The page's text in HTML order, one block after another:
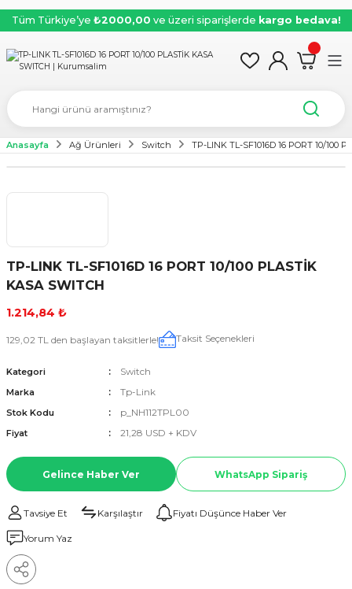
Tüm Türkiye’ye ₺2000,00 ve üzeri siparişlerde kargo bedava!
Anasayfa Ağ Ürünleri Switch TP-LINK TL-SF1016D 16 PORT 10/100
TP-LINK TL-SF1016D 16 PORT 10/100 PLASTİK
KASA SWITCH
1.214,84 ₺
129,02 TL den başlayan taksitlerle! Taksit Seçenekleri
Kategori Switch
Marka Tp-Link
Stok Kodu p_NH112TPL00
Fiyat 21,28 USD + KDV
Gelince Haber Ver WhatsApp Sipariş
Tavsiye Et Karşılaştır Fiyatı Düşünce Haber Ver
Yorum Yaz